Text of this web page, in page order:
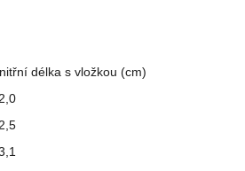
délka s vložkou (cm)